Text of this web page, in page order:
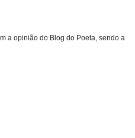
a opinião do Blog do Poeta, sendo a